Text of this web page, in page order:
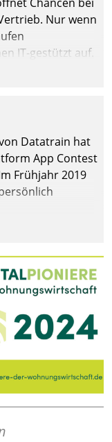
Nur wenn
IT-gestützt auf.
Datatrain hat
App Contest
Frühjahr 2019